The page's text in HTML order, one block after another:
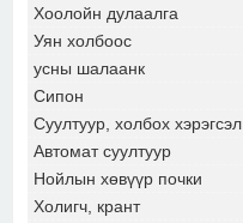
Хоолойн дулаалга
Уян холбоос
усны шалаанк
Сипон
Суултуур, холбох хэрэгсэл
Автомат суултуур
Нойлын хөвүүр почки
Холигч, крант